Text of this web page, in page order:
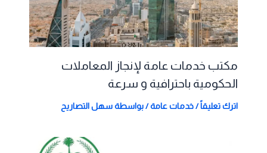
مكتب خدمات عامة لإنجاز المعاملات
الحكومية باحترافية و سرعة
اترك تعليقاً/خدمات عامة/ بواسطة سهل التصاريح